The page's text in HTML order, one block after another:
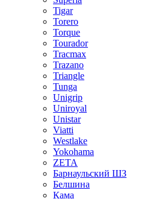
Tigar
Torero
Torque
Tourador
Tracmax
Trazano
Triangle
Tunga
Unigrip
Uniroyal
Unistar
Viatti
Westlake
Yokohama
ZETA
Барнаульский ШЗ
Белшина
Кама